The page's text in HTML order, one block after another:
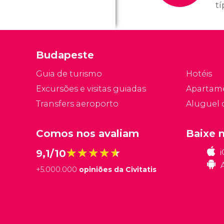
Budapeste
Guia de turismo
Excursões e visitas guiadas
Transfers aeroporto
Hotéis
Aluguel
Comos nos avaliam
9,1/10★★★★★
★★★★★
+5.000.000 opiniões da Civitatis
Baixe